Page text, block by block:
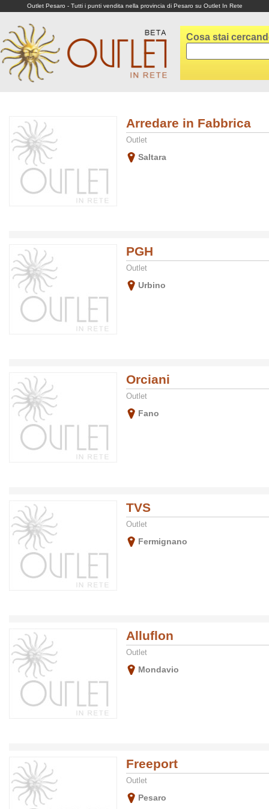
Outlet Pesaro - Tutti i punti vendita nella provincia di Pesaro su Outlet In Rete
Cosa stai
Arredare in Fabbrica
Outlet
Saltara
PGH
Outlet
Urbino
Orciani
Outlet
Fano
TVS
Outlet
Fermignano
Alluflon
Outlet
Mondavio
Freeport
Outlet
Pesaro